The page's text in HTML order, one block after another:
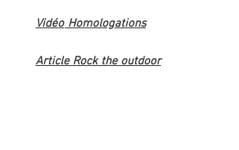
Vidéo Homologations
Article Rock the outdoor